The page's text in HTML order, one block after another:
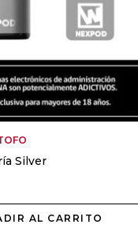
Silver
AL CARRITO